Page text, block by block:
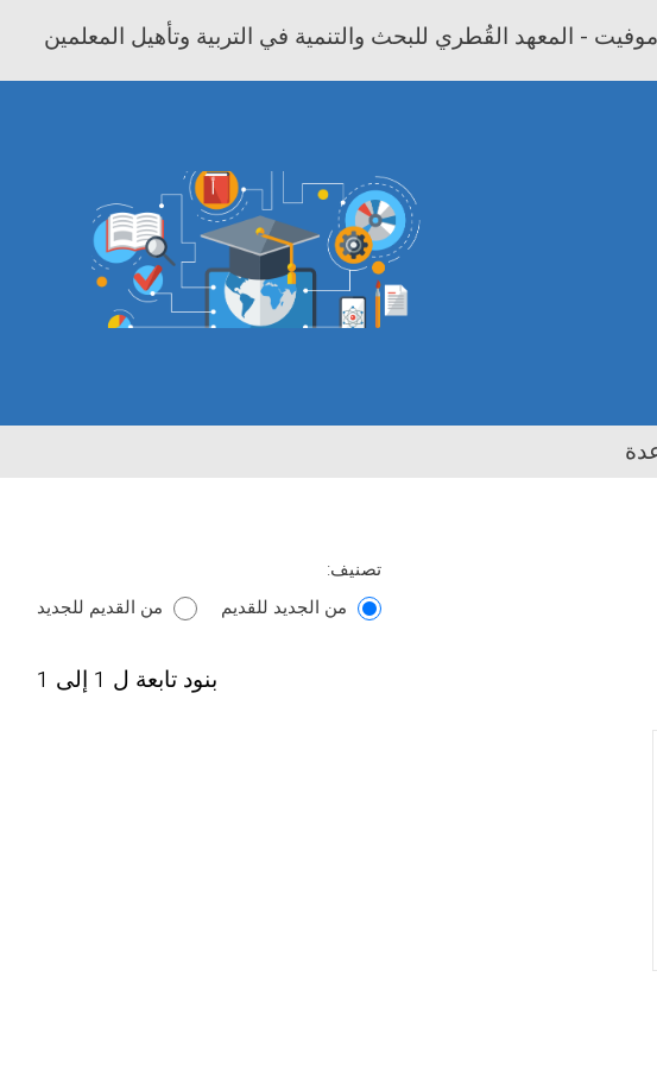
- المعهد القُطري للبحث والتنمية في التربية وتأهيل المعلمين
تصنيف:
من الجديد للقديم
من القديم للجديد
بنود تابعة ل 1 إلى 1